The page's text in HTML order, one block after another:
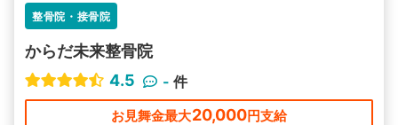
整骨院・接骨院
からだ未来整骨院
4.5
- 件
お見舞金最大20,000円支給